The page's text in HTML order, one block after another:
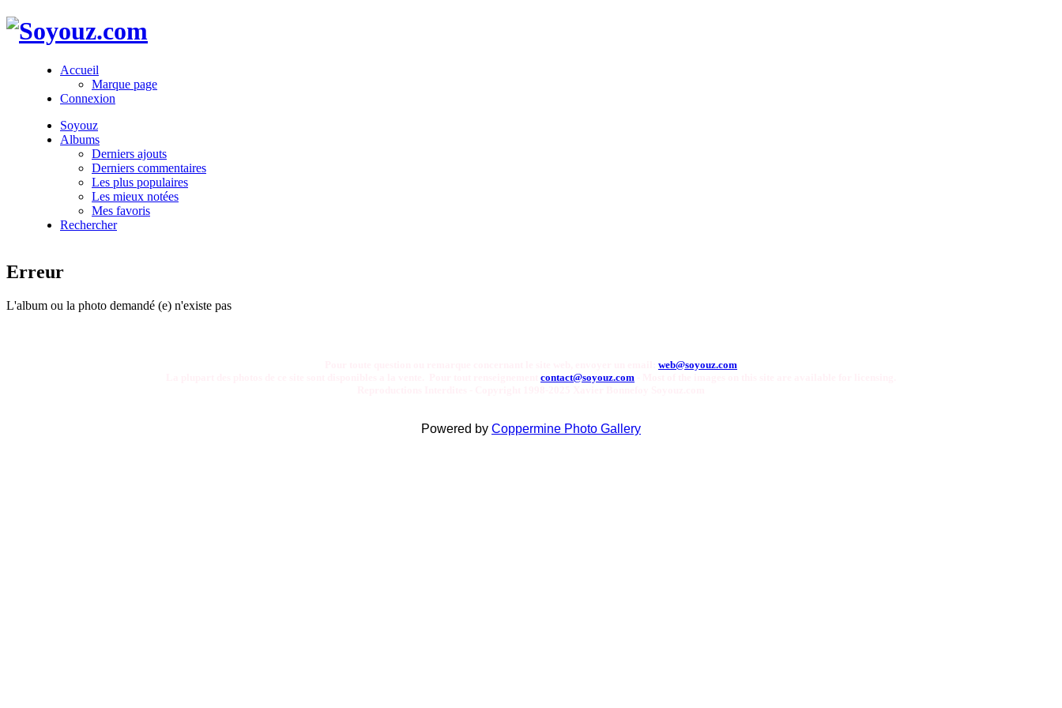
Accueil
Marque page
Connexion
Soyouz
Albums
Derniers ajouts
Derniers commentaires
Les plus populaires
Les mieux notées
Mes favoris
Rechercher
Erreur
L'album ou la photo demandé (e) n'existe pas
web@soyouz.com
contact@soyouz.com
Powered by Coppermine Photo Gallery